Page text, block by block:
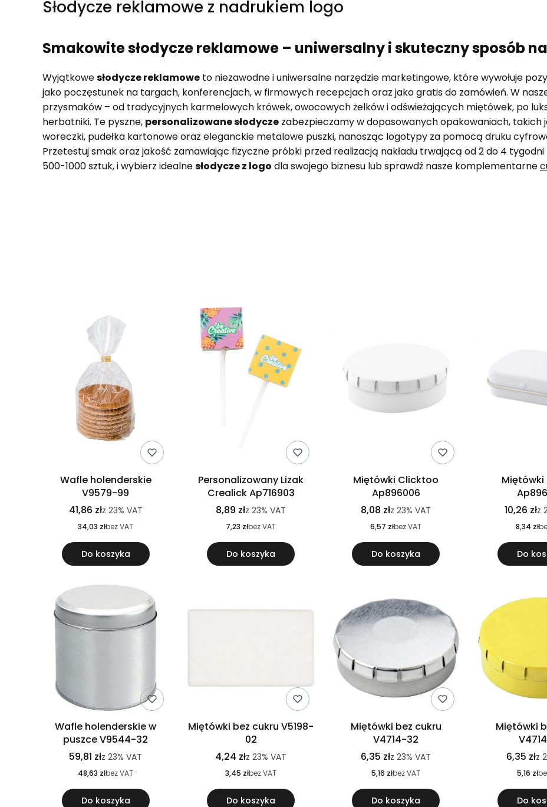
Słodycze reklamowe z nadrukiem logo
Smakowite słodycze reklamowe – uniwersalny i skuteczny sposób
Wyjątkowesłodycze reklamowe to niezawodne i uniwersalne narzędzie marketingowe, które wywołuje
jako poczęstunek na targach, konferencjach, w firmowych recepcjach oraz jako gratis do zamówień. W
przysmaków – od tradycyjnych karmelowych krówek, owocowych żelków i odświeżających miętówek, po
herbatniki. Te pyszne, personalizowane słodycze zabezpieczamy w dopasowanych opakowaniach, takich
woreczki, pudełka kartonowe oraz eleganckie metalowe puszki, nanosząc logotypy za pomocą druku
Przetestuj smak oraz jakość zamawiając fizyczne próbki przed realizacją nakładu trwającą od 2 do 4
500-1000 sztuk, i wybierz idealnesłodycze z logo dla swojego biznesu lub sprawdź nasze komplementarne
Wafle holenderskie
V9579-99
41,86 złz 23% VAT
34,03 złbez VAT
Do koszyka
Personalizowany Lizak
Crealick Ap716903
8,89 złz23% VAT
7,23 złbez VAT
Do koszyka
Miętówki Clicktoo
Ap896006
8,08 złz23% VAT
6,57 złbez VAT
Do koszyka
Miętówki
10,26 złz
8,34 zł
Do
Wafle holenderskie w
puszce V9544-32
59,81 złz23% VAT
48,63 złbez VAT
Do koszyka
Miętówki bez cukru V5198-
02
4,24 złz23% VAT
3,45 złbez VAT
Do koszyka
Miętówki bez cukru
V4714-32
6,35 złz23% VAT
5,16 złbez VAT
Do koszyka
Miętówki
6,35 złz
5,16 zł
Do